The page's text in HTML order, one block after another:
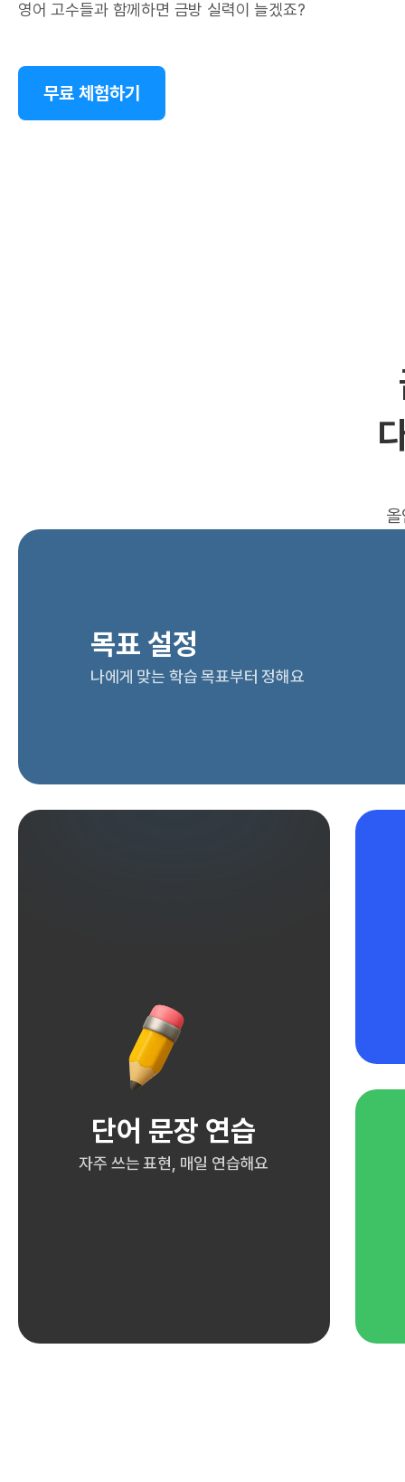
영어 고수들과 함께하면 금방 실력이 늘겠죠?
무료 체험하기
목표 설정
나에게 맞는 학습 목표부터 정해요
단어 문장 연습
자주 쓰는 표현, 매일 연습해요